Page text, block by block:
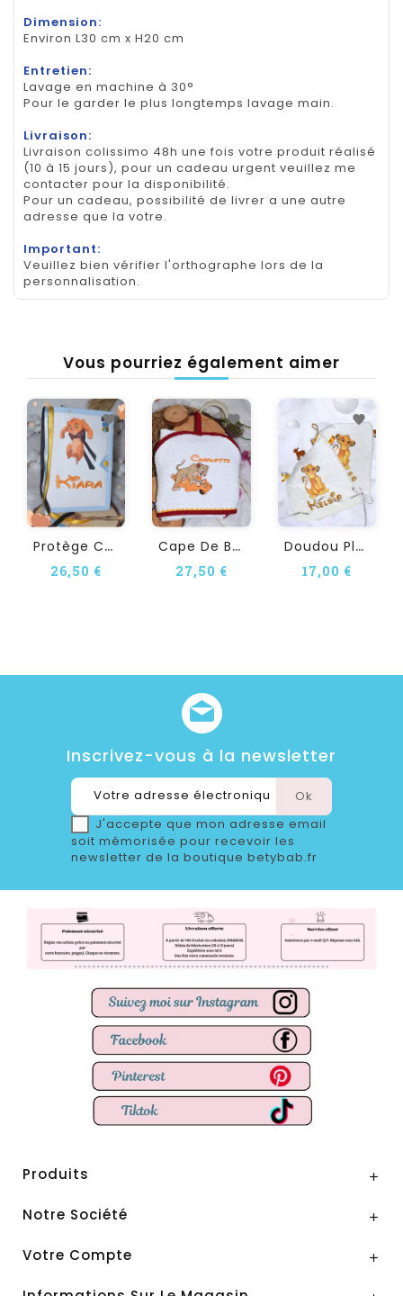
Dimension:
Environ L30 cm x H20 cm
Entretien:
Lavage en machine à 30°
Pour le garder le plus longtemps lavage main.
Livraison:
Livraison colissimo 48h une fois votre produit réalisé
(10 à 15 jours), pour un cadeau urgent veuillez me
contacter pour la disponibilité.
Pour un cadeau, possibilité de livrer a une autre
adresse que la votre.
Important:
Veuillez bien vérifier l'orthographe lors de la
personnalisation.
Vous pourriez également aimer
P
Rotège Carnet De Santé...
26,50 €
C
Ape De Bain SIMBA Bébé...
27,50 €
D
Oudou Plat Personnalisé...
17,00 €
Inscrivez-vous à la newsletter
J'accepte que mon adresse email
soit mémorisée pour recevoir les
newsletter de la boutique betybab.fr
Produits 
Notre Société 
Votre Compte 